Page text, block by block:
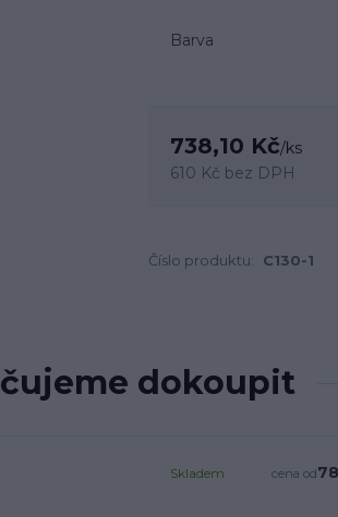
Barva
738,10 Kč/ks
610 Kč bez DPH
Číslo produktu: C130-1
dokoupit
cena od
Skladem